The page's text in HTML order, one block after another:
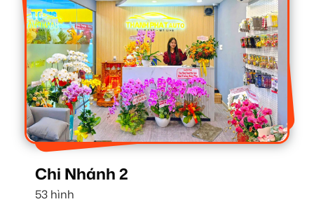
Chi Nhánh 2
53 hình